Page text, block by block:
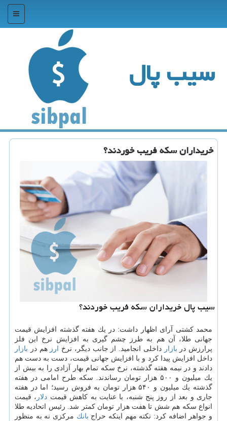
منو
سیب پال
خریداران سكه فریب خوردند؟
سیب پال خریداران سكه فریب خوردند؟
محمد كشتی آرای اظهار داشت: در یك هفته گذشته افزایش قیمت
جهانی طلا، آن هم به طرز چشم گیری به افزایش نرخ این فلز
پرارزش در بازار داخلی انجامید. از جانب دیگر، نرخ ارز هم در بازار
داخل افزایش پیدا كرد و با افزایش جهانی قیمت، دست به دست هم
دادند و در نیمه هفته گذشته، نرخ سكه تمام بهار آزادی را به بیش از
یك میلیون و ۵۰۰ هزار تومان رساندند. سكه طرح امامی در هفته
گذشته یك میلیون و ۵۴۰ هزار تومان به فروش رسید؛ اما در هفته
جاری و بعد از روز پنج شنبه، با عنایت به كاهش قیمت دلار ، قیمت
انواع سكه هم شش تا هفت هزار تومان كمتر شد. رئیس اتحادیه طلا
و جواهر اضافه كرد: نكته مهم اینكه حراج بانك مركزی نه به منظور